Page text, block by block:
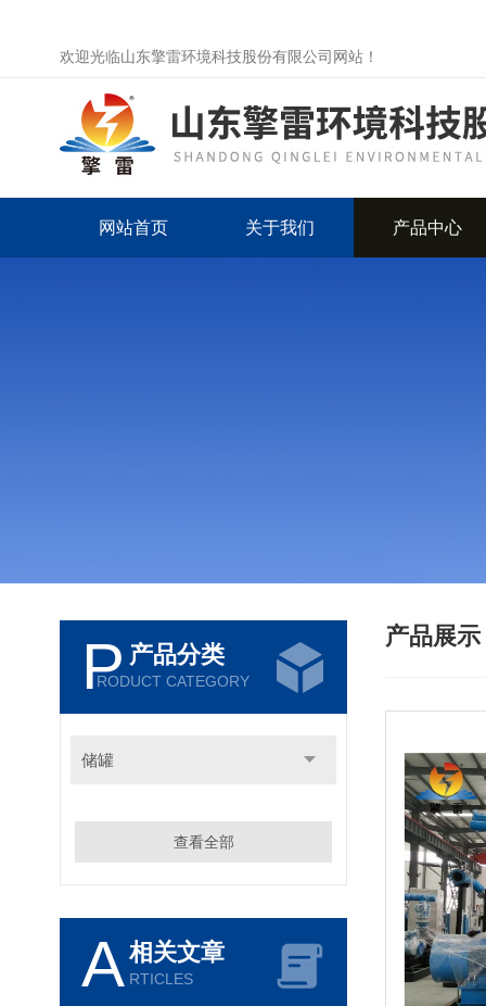
欢迎光临山东擎雷环境科技股份有限公司网站！
网站首页 关于我们 产品中心
P 产品分类
RODUCT CATEGORY
储罐
查看全部
A相关文章
RTICLES
产品展示